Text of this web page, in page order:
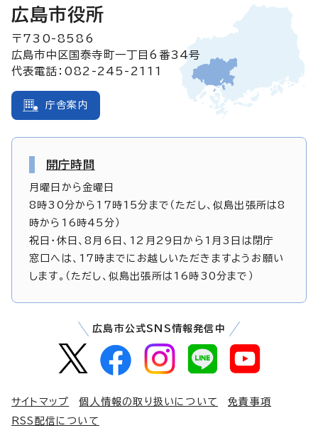
広島市役所
〒730-8586
広島市中区国泰寺町一丁目6番34号
代表電話：082-245-2111
庁舎案内
開庁時間
月曜日から金曜日
8時30分から17時15分まで（ただし、似島出張所は8
時から16時45分）
祝日・休日、8月6日、12月29日から1月3日は閉庁
窓口へは、17時までにお越しいただきますようお願い
します。（ただし、似島出張所は16時30分まで）
広島市公式SNS情報発信中
サイトマップ 個人情報の取り扱いについて
免責事項
RSS配信について